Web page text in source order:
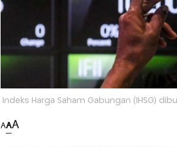
Indeks Harga Saham Gabungan (IHSG)
AAA